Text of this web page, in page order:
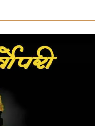
Based Complete
A-R, Sample
Edition as per Latest
16:50 GMT +05:30 -